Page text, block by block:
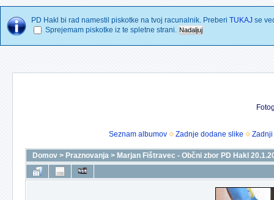
PD Hakl bi rad namestil piskotke na tvoj racunalnik. Preberi TUKAJ se
Sprejemam piskotke iz te spletne strani.
Seznam albumov Zadnje dodane slike
Domov > Praznovanja > Marjan Fištravec - Občni zbor PD Hakl